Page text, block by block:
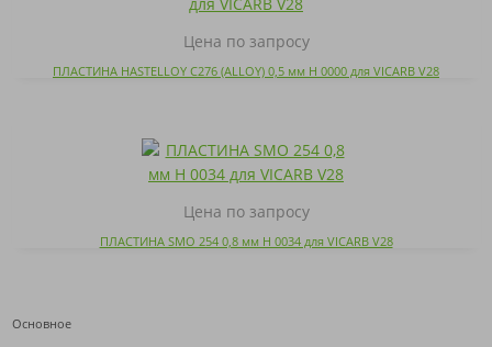
Цена по запросу
ПЛАСТИНА HASTELLOY C276 (ALLOY) 0,5 мм H 0000 для VICARB V28
Цена по запросу
ПЛАСТИНА SMO 254 0,8 мм H 0034 для VICARB V28
Основное